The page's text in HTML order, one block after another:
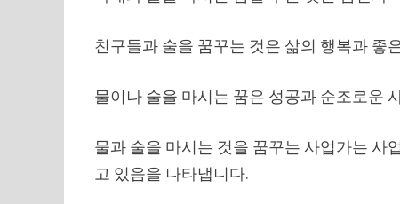
친구들과 술을 꿈꾸는 것은 삶의 행복과 좋
물이나 술을 마시는 꿈은 성공과 순조로운
물과 술을 마시는 것을 꿈꾸는 사업가는 사
고 있음을 나타냅니다.